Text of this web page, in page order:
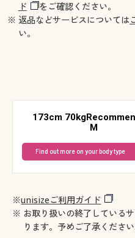
ド
をご確認ください。
※ 返品などサービスについては
い。
173cm
M
Find out more on your body type
※unisizeご利用ガイド
※ お取り扱いの終了している
ります。予めご了承ください